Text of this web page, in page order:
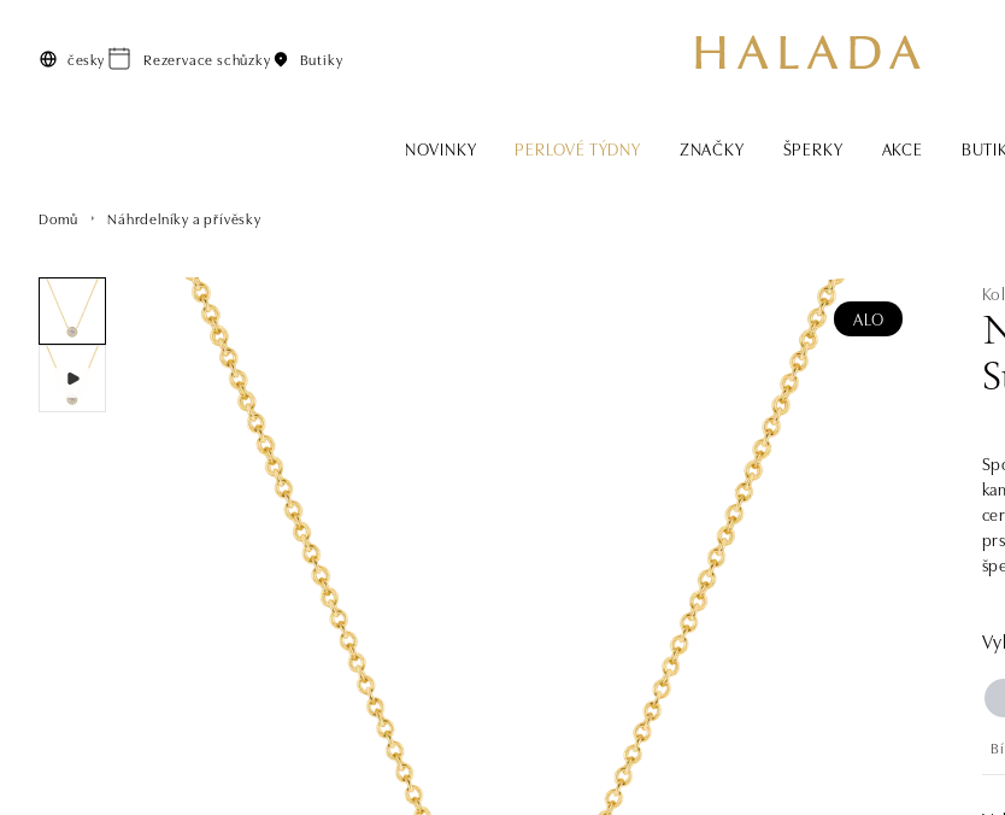
česky Rezervace schůzky Butiky
NOVINKY PERLOVÉ TÝDNY ZNAČKY ŠPERKY AKCE
Domů Náhrdelníky a přívěsky
ALO